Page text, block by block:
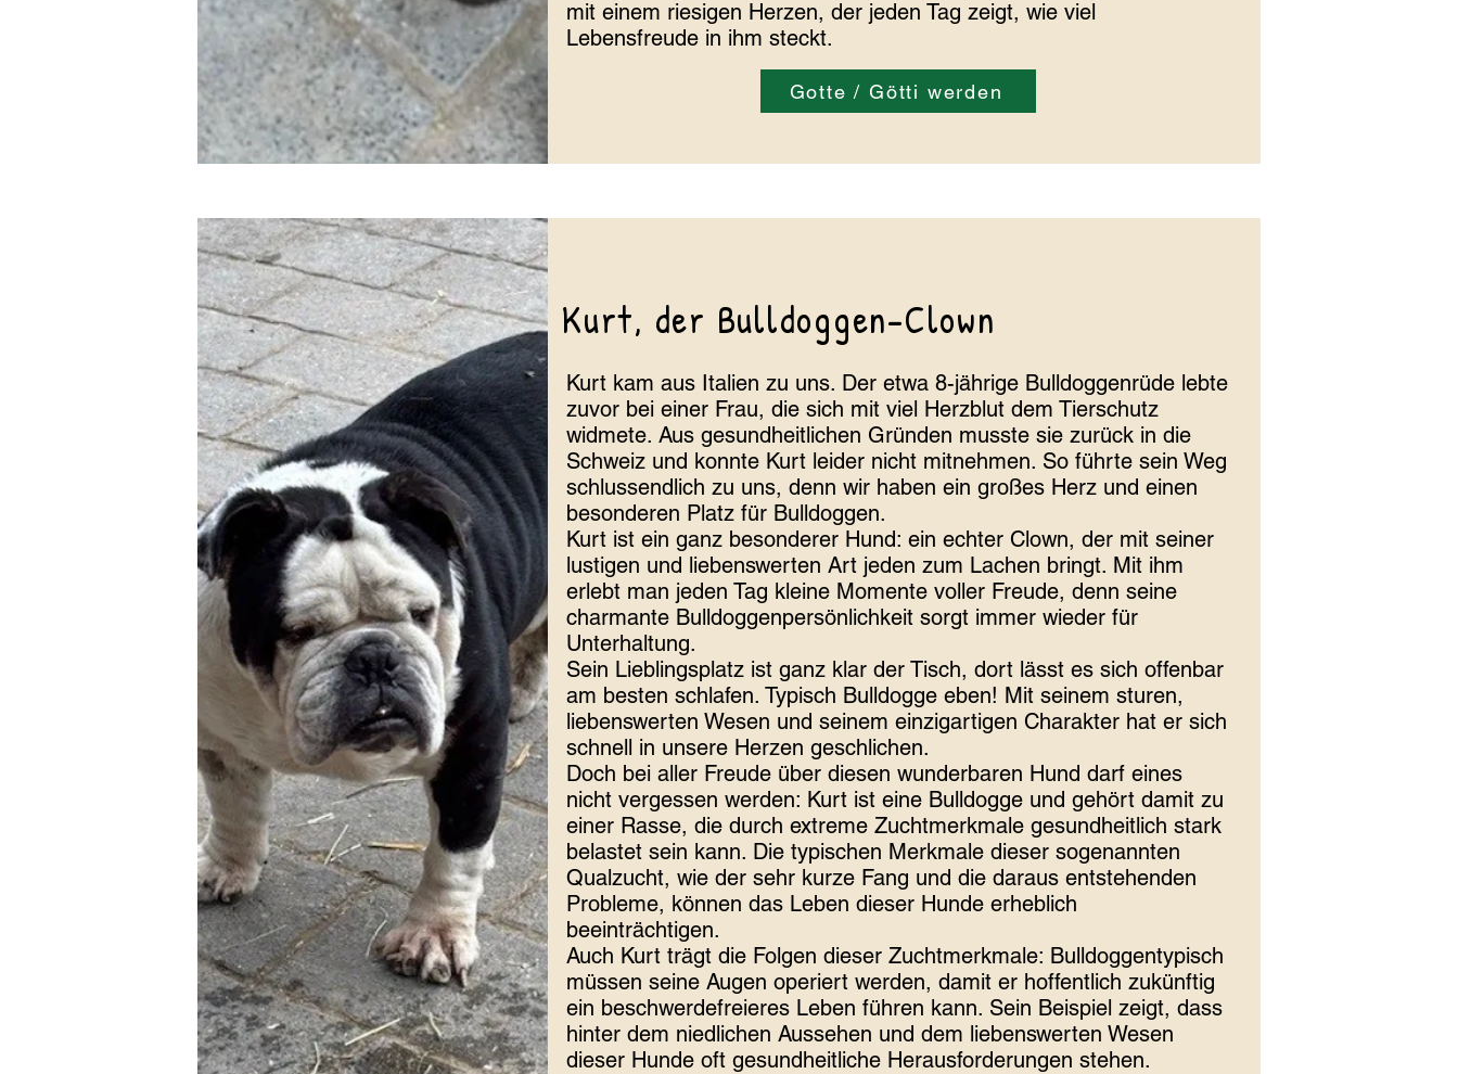
mit einem riesigen Herzen, der jeden Tag zeigt, wie viel
Lebensfreude in ihm steckt.
Gotte / Götti werden
Kurt, der Bulldoggen-Clown
Kurt kam aus Italien zu uns. Der etwa 8-jährige Bulldoggenrüde lebte
zuvor bei einer Frau, die sich mit viel Herzblut dem Tierschutz
widmete. Aus gesundheitlichen Gründen musste sie zurück in die
Schweiz und konnte Kurt leider nicht mitnehmen. So führte sein Weg
schlussendlich zu uns, denn wir haben ein großes Herz und einen
besonderen Platz für Bulldoggen.
Kurt ist ein ganz besonderer Hund: ein echter Clown, der mit seiner
lustigen und liebenswerten Art jeden zum Lachen bringt. Mit ihm
erlebt man jeden Tag kleine Momente voller Freude, denn seine
charmante Bulldoggenpersönlichkeit sorgt immer wieder für
Unterhaltung.
Sein Lieblingsplatz ist ganz klar der Tisch, dort lässt es sich offenbar
am besten schlafen. Typisch Bulldogge eben! Mit seinem sturen,
liebenswerten Wesen und seinem einzigartigen Charakter hat er sich
schnell in unsere Herzen geschlichen.
Doch bei aller Freude über diesen wunderbaren Hund darf eines
nicht vergessen werden: Kurt ist eine Bulldogge und gehört damit zu
einer Rasse, die durch extreme Zuchtmerkmale gesundheitlich stark
belastet sein kann. Die typischen Merkmale dieser sogenannten
Qualzucht, wie der sehr kurze Fang und die daraus entstehenden
Probleme, können das Leben dieser Hunde erheblich
beeinträchtigen.
Auch Kurt trägt die Folgen dieser Zuchtmerkmale: Bulldoggentypisch
müssen seine Augen operiert werden, damit er hoffentlich zukünftig
ein beschwerdefreieres Leben führen kann. Sein Beispiel zeigt, dass
hinter dem niedlichen Aussehen und dem liebenswerten Wesen
dieser Hunde oft gesundheitliche Herausforderungen stehen.